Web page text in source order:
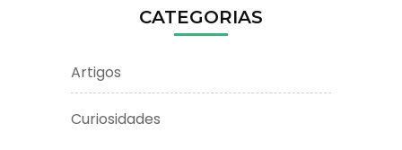
CATEGORIAS
Artigos
Curiosidades